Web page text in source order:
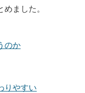
ました。
のか
りやすい